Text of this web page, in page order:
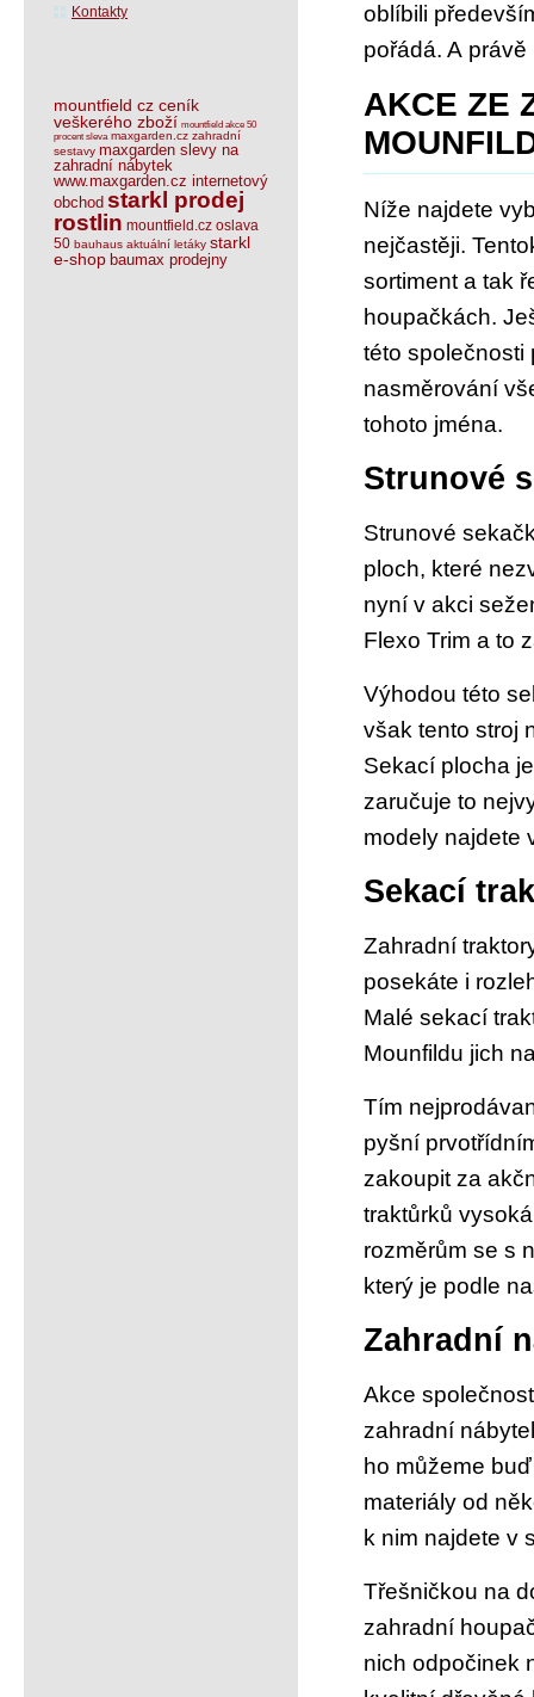
oblíbili
pořádá. A
AKCE ZE
Níže najdete
nejčastěji.
sortiment a tak
houpačkách.
této společnosti
nasměrování
tohoto jména.
Strunové
Strunové
ploch, které
nyní v akci
Flexo Trim a to
Výhodou této
však tento stroj
Sekací plocha
zaručuje to
modely najdete
Sekací
Zahradní
posekáte i
Malé sekací
Mounfildu jich
Tím
pyšní
zakoupit za
traktůrků
rozměrům se s
který je podle
Zahradní
Akce
zahradní
ho můžeme
materiály od
k nim najdete v
Třešničkou na
zahradní
nich odpočinek
Kontakty
mountfield cz ceník
veškerého zboží mountfield akce 50
procent sleva maxgarden.cz zahradní
sestavy maxgarden slevy na
zahradní nábytek
www.maxgarden.cz internetový
obchod starkl prodej
rostlin mountfield.cz oslava
50 bauhaus aktuální letáky starkl
e-shop baumax prodejny